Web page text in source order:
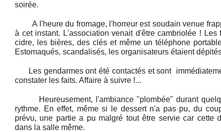
soirée.
A l'heure du fromage, l'horreur est soudain venue
à cet instant. L'association venait d'être cambriolée ! Les
cidre, les bières, des clés et même un téléphone
Estomaqués, scandalisés, les organisateurs étaient
Les gendarmes ont été contactés et sont
constater les faits. Affaire à suivre !...
Heureusement, l'ambiance "plombée" durant
rythme. En effet, même si le dessert n'a pas pu, du
prévu, une partie a pu malgré tout être servie car cette
dans la salle même.